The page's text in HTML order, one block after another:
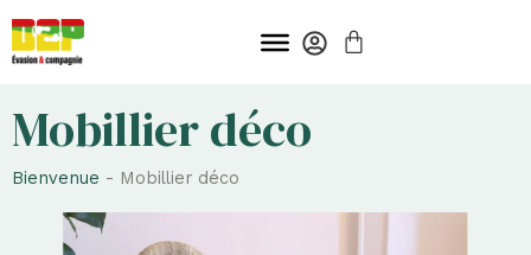
Aller
au
Mobillier déco
Bienvenue - Mobillier déco